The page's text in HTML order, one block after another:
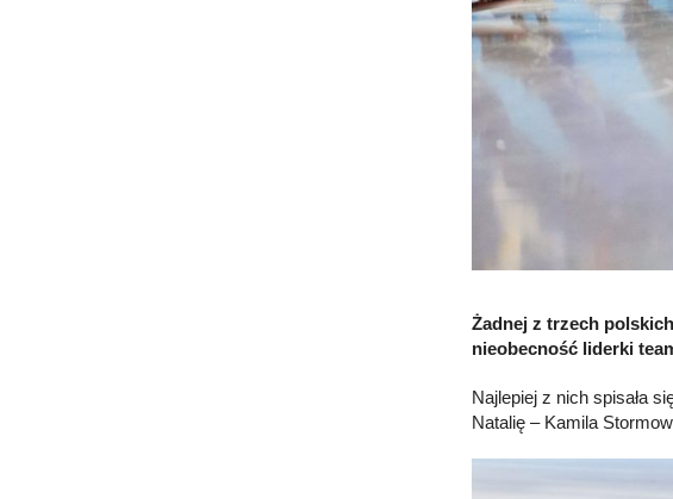
Żadnej z trzech
nieobecność liderki
Najlepiej z nich spisała
Natalię – Kamila